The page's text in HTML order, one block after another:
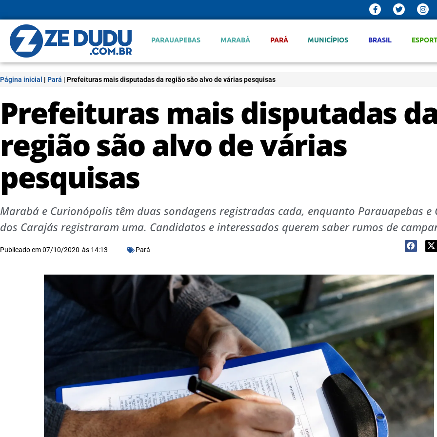
PARAUAPEBAS MARABÁ PARÁ MUNICÍPIOS BRASIL
Página inicial | Pará | Prefeituras mais disputadas da região são alvo de várias pesquisas
Prefeituras mais disputadas
região são alvo de várias
pesquisas
Marabá e Curionópolis têm duas sondagens registradas cada, enquanto Parauapebas e
dos Carajás registraram uma. Candidatos e interessados querem saber rumos de
Publicado em07/10/2020 às 14:13 Pará